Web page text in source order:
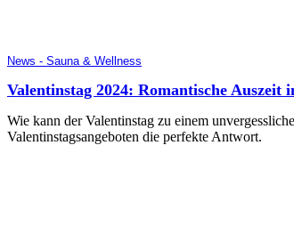
News - Sauna & Wellness
Valentinstag 2024: Romantische
Wie kann der Valentinstag zu einem
Valentinstagsangeboten die perfekte Antwort.